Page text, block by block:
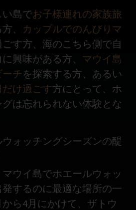
島でお子様連れの家族旅
、 カップルでのんびりマ
ごす方、海のこちら側で自
興味がある方、 マウイ島
チを探索する方、あるい
け過ごす方にとって、ホ
は忘れられない体験とな
ォッチングシーズンの醍
ウイ島でホエールウォッ
するのに最適な場所の一
ら4月にかけて、ザトウ